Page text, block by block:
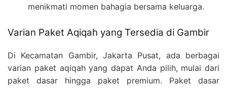
menikmati momen bahagia bersama keluarga.
Varian Paket Aqiqah yang Tersedia di Gambir
Di Kecamatan Gambir, Jakarta Pusat, ada berbagai
varian paket aqiqah yang dapat Anda pilih, mulai dari
paket dasar hingga paket premium. Paket dasar